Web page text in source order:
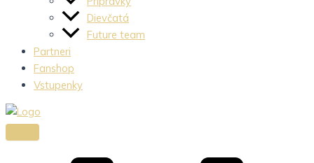
Dievčatá
Future team
Partneri
Fanshop
Vstupenky